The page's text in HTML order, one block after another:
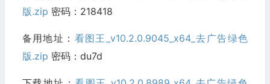
版.zip 密码：218418
备用地址： 看图王_v10.2.0.9045_x64_去广告绿色
版.zip 密码：du7d